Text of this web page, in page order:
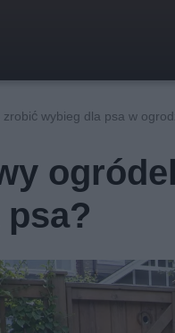
zrobić wybieg dla psa w